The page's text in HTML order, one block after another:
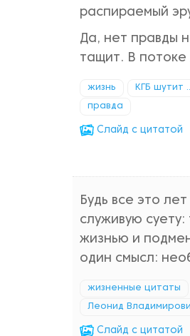
распираемый
Да, нет правды
тащит. В
жизнь КГБ шутит
правда
Cлайд с цитатой
Будь все это
служивую
жизнью и
один смысл:
жизненные цитаты
Леонид
Cлайд с цитатой